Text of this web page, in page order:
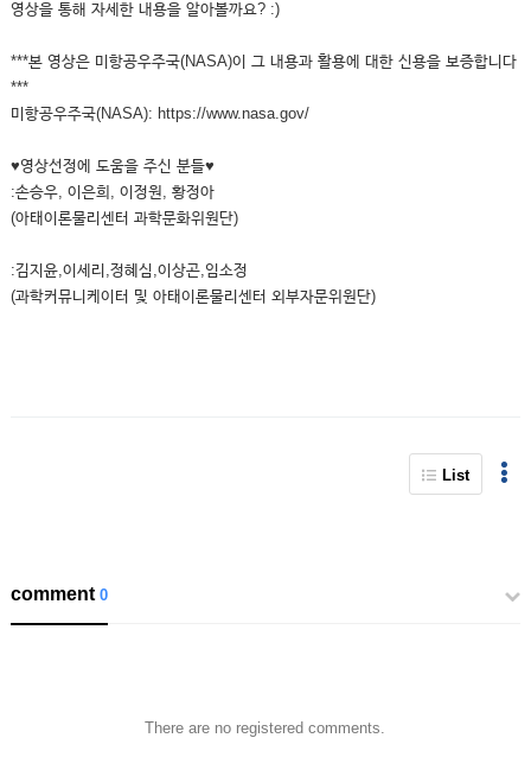
영상을 통해 자세한 내용을 알아볼까요? :)
***본 영상은 미항공우주국(NASA)이 그 내용과 활용에 대한 신용을 보증합니다
***
미항공우주국(NASA): https://www.nasa.gov/
♥영상선정에 도움을 주신 분들♥
:손승우, 이은희, 이정원, 황정아
(아태이론물리센터 과학문화위원단)
:김지윤,이세리,정혜심,이상곤,임소정
(과학커뮤니케이터 및 아태이론물리센터 외부자문위원단)
List
comment0
There are no registered comments.